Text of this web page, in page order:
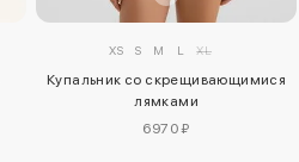
XS S M L XL
Купальник со скрещивающимися
лямками
6970 ₽